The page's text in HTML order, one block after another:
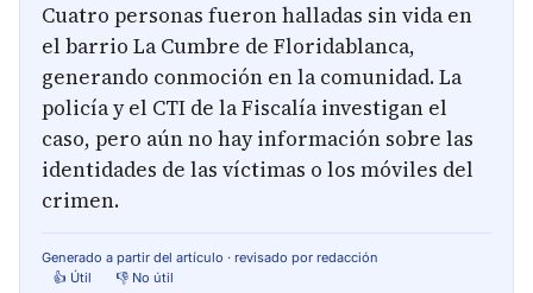
Cuatro personas fueron halladas sin vida en
el barrio La Cumbre de Floridablanca,
generando conmoción en la comunidad. La
policía y el CTI de la Fiscalía investigan el
caso, pero aún no hay información sobre las
identidades de las víctimas o los móviles del
crimen.
Generado a partir del artículo · revisado por redacción
👍 Útil
👎 No útil